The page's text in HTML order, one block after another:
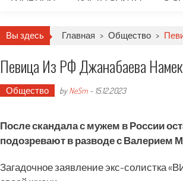
Вы здесь Главная > Общество >
Певица Из РФ Джанабаева
Общество byNeSm - 15.12.2023
После скандала с мужем в России
подозревают в разводе с Валерием
Загадочное заявление экс-солистка